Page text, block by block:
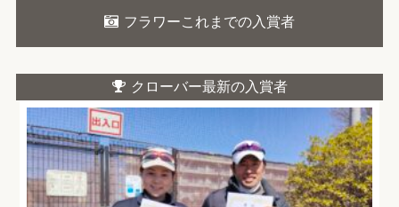
フラワーこれまでの入賞者
クローバー最新の入賞者